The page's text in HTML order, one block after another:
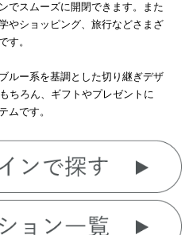
でスムーズに開閉できます。また
やショッピング、旅行などさまざ
す。
ルー系を基調とした切り継ぎデザ
ちろん、ギフトやプレゼントに
ムです。